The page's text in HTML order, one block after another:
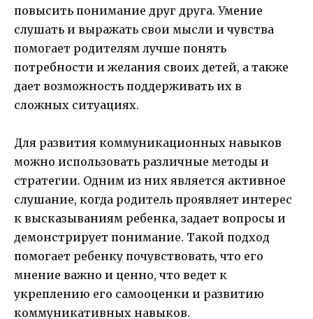
повысить понимание друг друга. Умение
слушать и выражать свои мысли и чувства
помогает родителям лучше понять
потребности и желания своих детей, а также
дает возможность поддерживать их в
сложных ситуациях.
Для развития коммуникационных навыков
можно использовать различные методы и
стратегии. Одним из них является активное
слушание, когда родитель проявляет интерес
к высказываниям ребенка, задает вопросы и
демонстрирует понимание. Такой подход
помогает ребенку почувствовать, что его
мнение важно и ценно, что ведет к
укреплению его самооценки и развитию
коммуникативных навыков.